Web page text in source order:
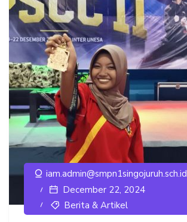
iam.admin@smpn1singojuruh.sch.id
December 22, 2024
Berita & Artikel